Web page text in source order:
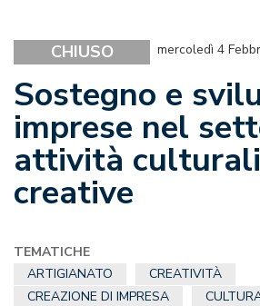
CHIUSO mercoledì 4
Sostegno e
imprese nel
attività
creative
TEMATICHE
ARTIGIANATO
CREATIVITÀ
CREAZIONE DI IMPRESA